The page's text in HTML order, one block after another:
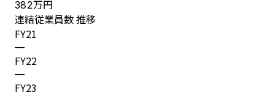
382万円
連結従業員数 推移
FY21
—
FY22
—
FY23